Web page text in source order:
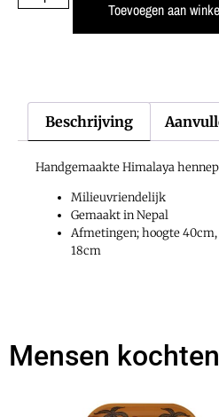
Toevoegen aan
Beschrijving
Handgemaakte Himalaya
Milieuvriendelijk
Gemaakt in Nepal
Afmetingen; hoogte
18cm
Mensen